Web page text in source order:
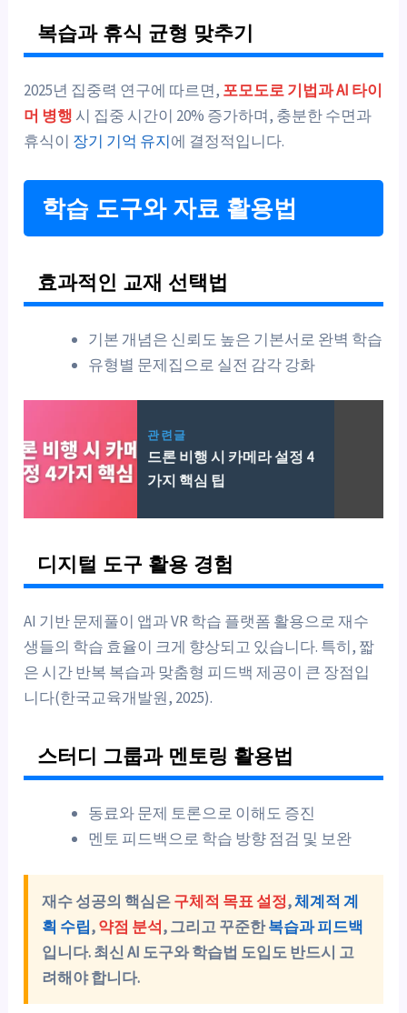
복습과 휴식 균형 맞추기
2025년 집중력 연구에 따르면, 포모도로 기법과 AI 타이
머 병행 시 집중 시간이 20% 증가하며, 충분한 수면과
휴식이 장기 기억 유지에 결정적입니다.
학습 도구와 자료 활용법
효과적인 교재 선택법
기본 개념은 신뢰도 높은 기본서로 완벽 학습
유형별 문제집으로 실전 감각 강화
관련글
드론 비행 시 카메라 설정 4
가지 핵심 팁
디지털 도구 활용 경험
AI 기반 문제풀이 앱과 VR 학습 플랫폼 활용으로 재수
생들의 학습 효율이 크게 향상되고 있습니다. 특히, 짧
은 시간 반복 복습과 맞춤형 피드백 제공이 큰 장점입
니다(한국교육개발원, 2025).
스터디 그룹과 멘토링 활용법
동료와 문제 토론으로 이해도 증진
멘토 피드백으로 학습 방향 점검 및 보완
재수 성공의 핵심은구체적 목표 설정,체계적 계
획 수립,약점 분석, 그리고 꾸준한복습과 피드백
입니다. 최신 AI 도구와 학습법 도입도 반드시 고
려해야 합니다.